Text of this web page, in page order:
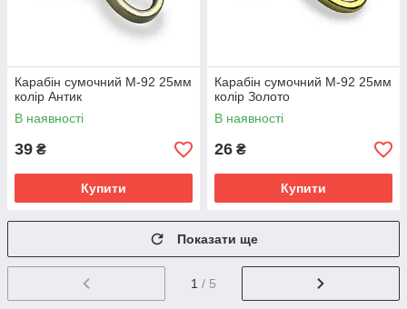
Карабін сумочний М-92 25мм
колір Антик
В наявності
39 ₴
Купити
Карабін сумочний М-92 25мм
колір Золото
В наявності
26 ₴
Купити
Показати ще
1 / 5